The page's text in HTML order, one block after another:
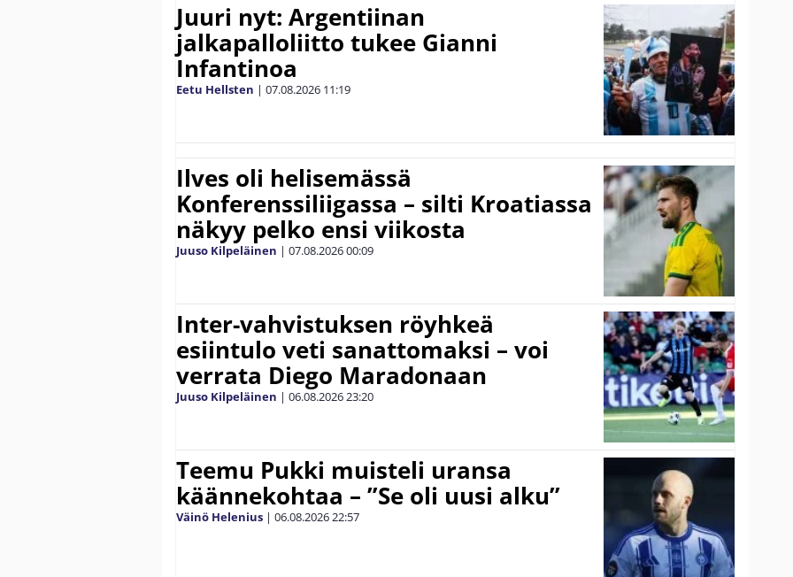
Juuri nyt: Argentiinan
jalkapalloliitto tukee Gianni
Infantinoa
Eetu Hellsten | 07.08.2026 11:19
Ilves oli helisemässä
Konferenssiliigassa – silti Kroatiassa
näkyy pelko ensi viikosta
Juuso Kilpeläinen | 07.08.202600:09
Inter-vahvistuksen röyhkeä
esiintulo veti sanattomaksi – voi
verrata Diego Maradonaan
Juuso Kilpeläinen | 06.08.202623:20
Teemu Pukki muisteli uransa
käännekohtaa – ”Se oli uusi alku”
Väinö Helenius | 06.08.202622:57